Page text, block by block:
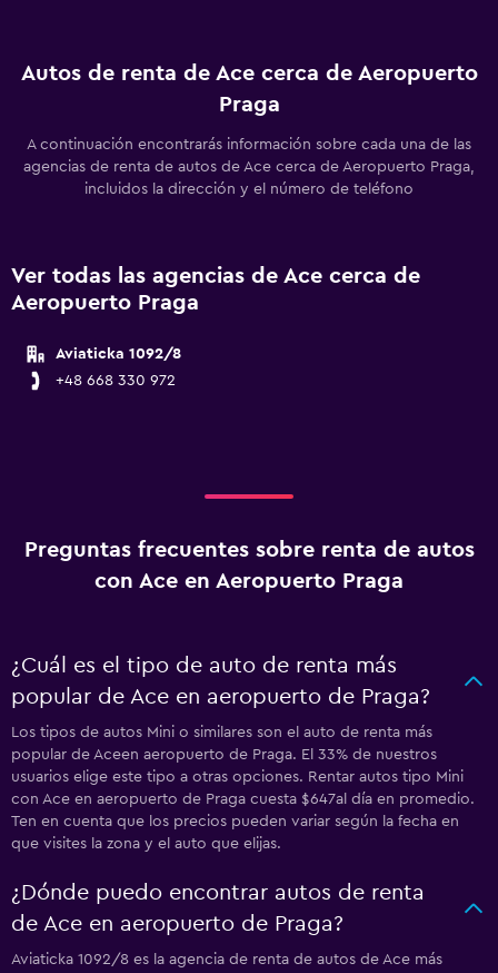
Autos de renta de Ace cerca de Aeropuerto
Praga
A continuación encontrarás información sobre cada una de las
agencias de renta de autos de Ace cerca de Aeropuerto Praga,
incluidos la dirección y el número de teléfono
Ver todas las agencias de Ace cerca de
Aeropuerto Praga
Aviaticka 1092/8
+48 668 330 972
Preguntas frecuentes sobre renta de autos
con Ace en Aeropuerto Praga
¿Cuál es el tipo de auto de renta más
popular de Ace en aeropuerto de Praga?
Los tipos de autos Mini o similares son el auto de renta más
popular de Aceen aeropuerto de Praga. El 33% de nuestros
usuarios elige este tipo a otras opciones. Rentar autos tipo Mini
con Ace en aeropuerto de Praga cuesta $647al día en promedio.
Ten en cuenta que los precios pueden variar según la fecha en
que visites la zona y el auto que elijas.
¿Dónde puedo encontrar autos de renta
de Ace en aeropuerto de Praga?
Aviaticka 1092/8 es la agencia de renta de autos de Ace más